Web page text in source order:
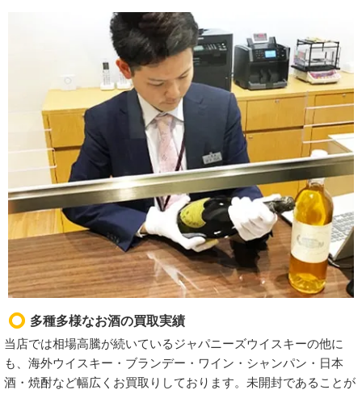
多種多様なお酒の買取実績
当店では相場高騰が続いているジャパニーズウイスキーの他に
も、海外ウイスキー・ブランデー・ワイン・シャンパン・日本
酒・焼酎など幅広くお買取りしております。未開封であることが